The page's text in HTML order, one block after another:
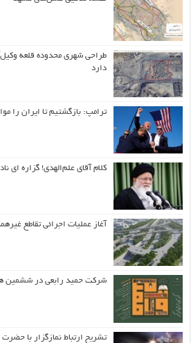
دارد
ترامپ: بازگشتیم تا ایران را
کلام آقای علم‌الهدی! گزاره ای
آغاز عملیات اجرائی تقاطع
شرکت حمید رابعی در ششمین
تشریح ارتباط نمازگزار با